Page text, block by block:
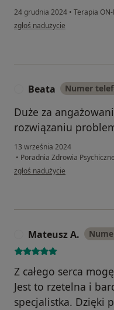
24 grudnia 2024 • Terapia ON-
w opinii użytkownika ES
zgłoś nadużycie
Beata Numer
Duże za
rozwiązaniu
13 września 2024
• Poradnia Zdrowia
w opinii użytkownika Beata
zgłoś nadużycie
Mateusz A.
Z całego serca
Jest to rzetelna i
specjalistka. Dzięki